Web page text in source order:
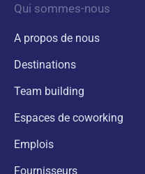
Qui sommes-nous
A propos de nous
Destinations
Team building
Espaces de coworking
Emplois
Fournisseurs